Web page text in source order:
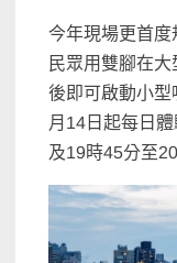
今年現場更首度
民眾用雙腳在
後即可啟動小
月14日起每日
及19時45分至